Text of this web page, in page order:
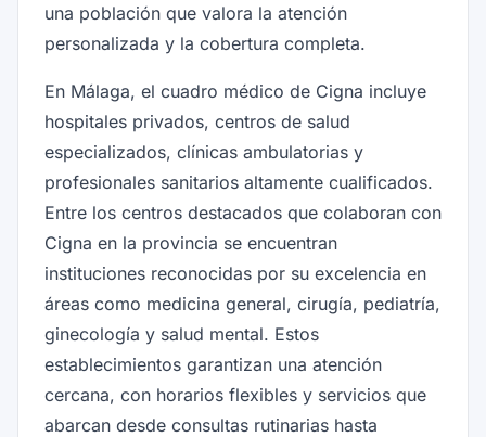
una población que valora la atención
personalizada y la cobertura completa.
En Málaga, el cuadro médico de Cigna incluye
hospitales privados, centros de salud
especializados, clínicas ambulatorias y
profesionales sanitarios altamente cualificados.
Entre los centros destacados que colaboran con
Cigna en la provincia se encuentran
instituciones reconocidas por su excelencia en
áreas como medicina general, cirugía, pediatría,
ginecología y salud mental. Estos
establecimientos garantizan una atención
cercana, con horarios flexibles y servicios que
abarcan desde consultas rutinarias hasta